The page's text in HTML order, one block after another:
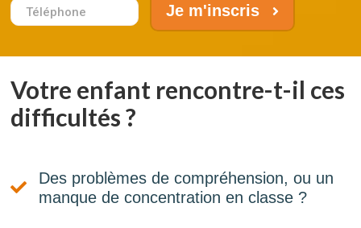
Je m'inscris
Votre enfant rencontre-t-il ces
difficultés ?
Des problèmes de compréhension, ou un
manque de concentration en classe ?